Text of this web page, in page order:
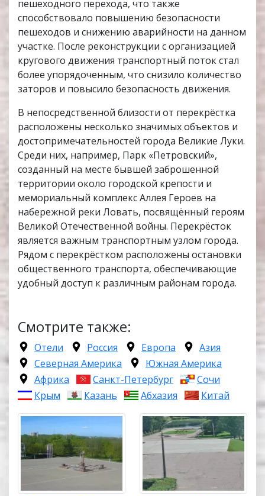
пешеходного перехода, что также
способствовало повышению безопасности
пешеходов и снижению аварийности на данном
участке. После реконструкции с организацией
кругового движения транспортный поток стал
более упорядоченным, что снизило количество
заторов и повысило безопасность движения.
В непосредственной близости от перекрёстка
расположены несколько значимых объектов и
достопримечательностей города Великие Луки.
Среди них, например, Парк «Петровский»,
созданный на месте бывшей заброшенной
территории около городской крепости и
мемориальный комплекс Аллея Героев на
набережной реки Ловать, посвящённый героям
Великой Отечественной войны. Перекрёсток
является важным транспортным узлом города.
Рядом с перекрёстком расположены остановки
общественного транспорта, обеспечивающие
удобный доступ к различным районам города.
Смотрите также:
Отели Россия Европа
Азия
Северная Америка
Южная Америка
Африка
Санкт-Петербург
Сочи
Крым
Казань Абхазия Китай